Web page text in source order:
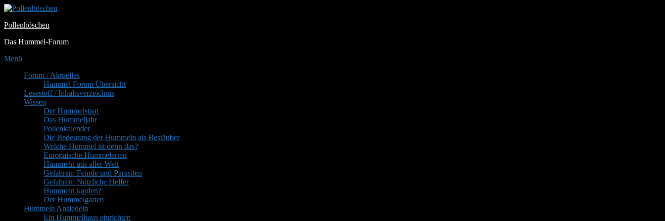
Zum
springen
Pollenhöschen
Das Hummel-Forum
Menü
PrimäresForum / Aktuelles
Hummel Forum Übersicht
Lesestoff / Inhaltsverzeichnis
Wissen
Der Hummelstaat
Das Hummeljahr
Pollenkalender
Die Bedeutung der Hummeln als Bestäuber
Welche Hummel ist denn das?
Europäische Hummelarten
Hummeln aus aller Welt
Gefahren: Feinde und Parasiten
Gefahren: Nützliche Helfer
Hummeln kaufen?
Der Hummelgarten
Hummeln Ansiedeln
Ein Hummelhaus einrichten